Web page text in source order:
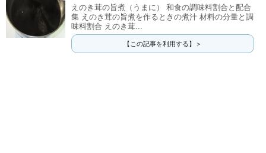
えのき茸の旨煮（うまに） 和食の調味料割合と配合
集 えのき茸の旨煮を作るときの煮汁 材料の分量と調
味料割合 えのき茸...
【この記事を利用する】＞